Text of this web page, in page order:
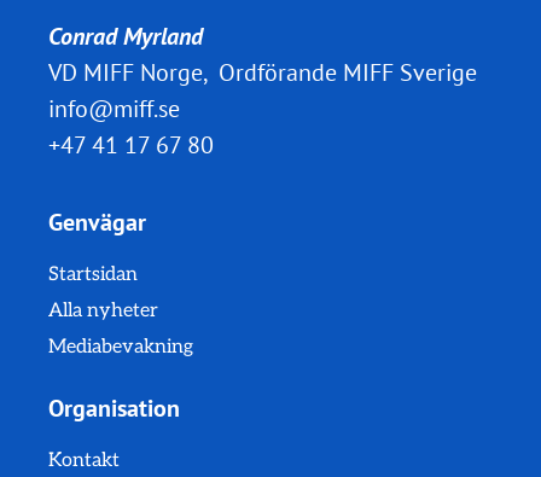
Conrad Myrland
VD MIFF Norge, Ordförande MIFF Sverige
info@miff.se
+47 41 17 67 80
Genvägar
Startsidan
Alla nyheter
Mediabevakning
Organisation
Kontakt